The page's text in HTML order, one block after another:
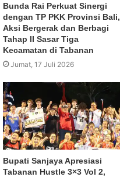
Bunda Rai Perkuat Sinergi
dengan TP PKK Provinsi Bali,
Aksi Bergerak dan Berbagi
Tahap II Sasar Tiga
Kecamatan di Tabanan
Jumat, 17 Juli 2026
Bupati Sanjaya Apresiasi
Tabanan Hustle 3×3 Vol 2,